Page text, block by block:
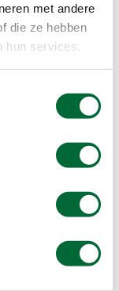
met andere
die ze hebben
hun services.